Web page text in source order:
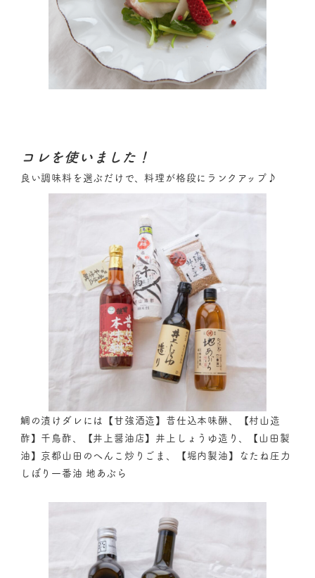
コレを使いました！
良い調味料を選ぶだけで、料理が格段にランクアップ♪
鯛の漬けダレには【甘強酒造】昔仕込本味醂、【村山造
酢】千鳥酢、【井上醤油店】井上しょうゆ造り、【山田製
油】京都山田のへんこ炒りごま、【堀内製油】なたね圧力
しぼり一番油 地あぶら